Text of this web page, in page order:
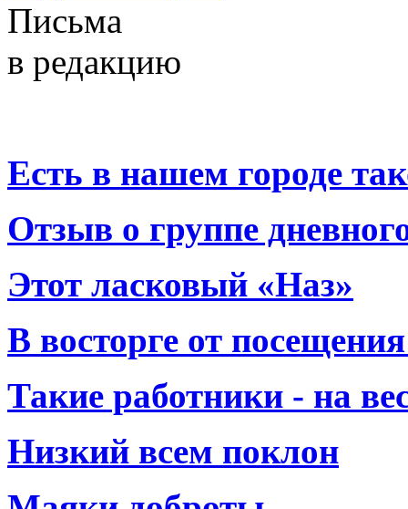
Письма
в редакцию
Есть в нашем городе
Отзыв о группе
Этот ласковый «Наз»
В восторге от
Такие работники - на
Низкий всем поклон